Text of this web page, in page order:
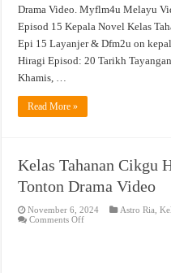
Drama Video. Myflm4u Melayu
Episod 15 Kepala Novel Kelas
Epi 15 Layanjer & Dfm2u on
Hiragi Episod: 20 Tarikh
Khamis, …
Read More »
Kelas Tahanan Cikgu
Tonton Drama Video
November 6, 2024 Astro Ria ,
Comments Offon